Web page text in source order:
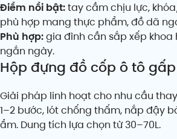
Điểm nổi bật:tay cầm chịu lực,
phù hợp mang thực phẩm, đồ dã
Phù hợp:gia đình cần sắp xếp khoa
ngắn ngày.
Hộp đựng đồ cốp ô tô
Giải pháp linh hoạt cho nhu cầu
1–2 bước, lót chống thấm, nắp đậy
ẩm. Dung tích lựa chọn từ 30–70L.